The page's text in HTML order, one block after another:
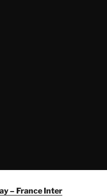
– France Inter